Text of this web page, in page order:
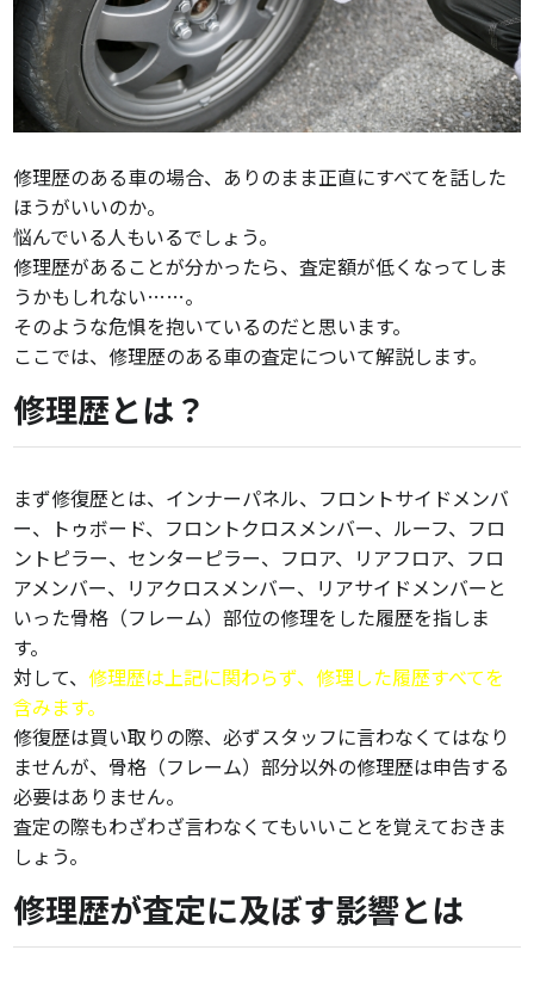
修理歴のある車の場合、ありのまま正直にすべてを話した
ほうがいいのか。
悩んでいる人もいるでしょう。
修理歴があることが分かったら、査定額が低くなってしま
うかもしれない……。
そのような危惧を抱いているのだと思います。
ここでは、修理歴のある車の査定について解説します。
修理歴とは？
まず修復歴とは、インナーパネル、フロントサイドメンバ
ー、トゥボード、フロントクロスメンバー、ルーフ、フロ
ントピラー、センターピラー、フロア、リアフロア、フロ
アメンバー、リアクロスメンバー、リアサイドメンバーと
いった骨格（フレーム）部位の修理をした履歴を指しま
す。
対して、修理歴は上記に関わらず、修理した履歴すべてを
含みます。
修復歴は買い取りの際、必ずスタッフに言わなくてはなり
ませんが、骨格（フレーム）部分以外の修理歴は申告する
必要はありません。
査定の際もわざわざ言わなくてもいいことを覚えておきま
しょう。
修理歴が査定に及ぼす影響とは